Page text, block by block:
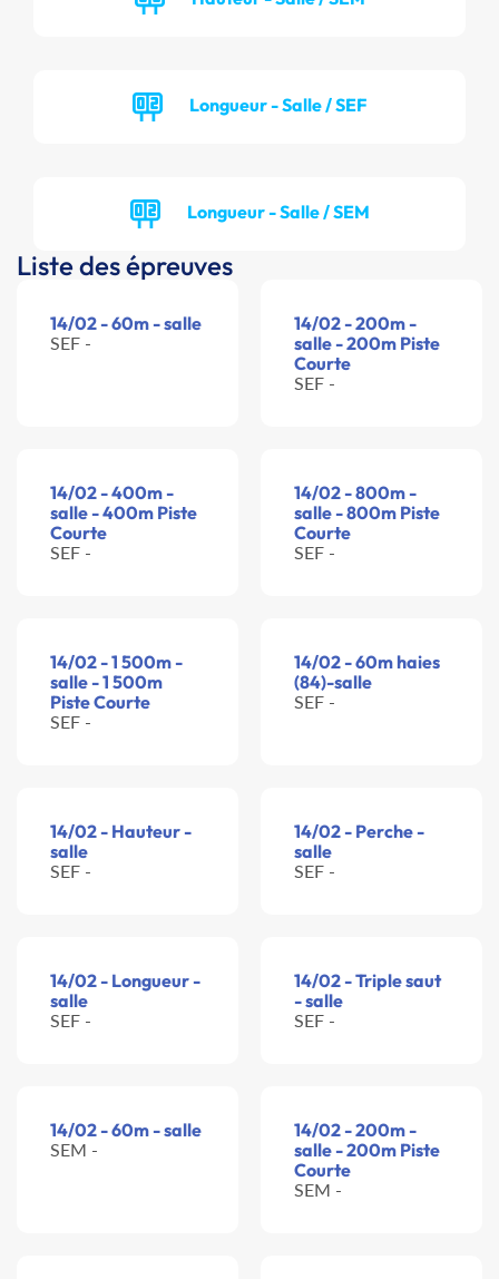
Longueur - Salle / SEF
Longueur - Salle / SEM
Liste des épreuves
14/02 - 60m - salle
SEF -
14/02 - 200m -
salle - 200m Piste
Courte
SEF -
14/02 - 400m -
salle - 400m Piste
Courte
SEF -
14/02 - 800m -
salle - 800m Piste
Courte
SEF -
14/02 - 1 500m -
salle - 1 500m
Piste Courte
SEF -
14/02 - 60m haies
(84)-salle
SEF -
14/02 - Hauteur -
salle
SEF -
14/02 - Perche -
salle
SEF -
14/02 - Longueur -
salle
SEF -
14/02 - Triple saut
- salle
SEF -
14/02 - 60m - salle
SEM -
14/02 - 200m -
salle - 200m Piste
Courte
SEM -